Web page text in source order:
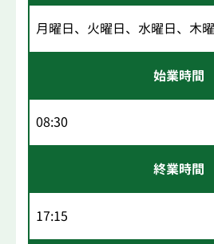
月曜日、火曜日、水曜日、木
始業時間
08:30
終業時間
17:15